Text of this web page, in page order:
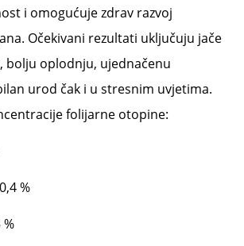
i omogućuje zdrav razvoj
Očekivani rezultati uključuju jače
bolju oplodnju, ujednačenu
urod čak i u stresnim uvjetima.
folijarne otopine:
%